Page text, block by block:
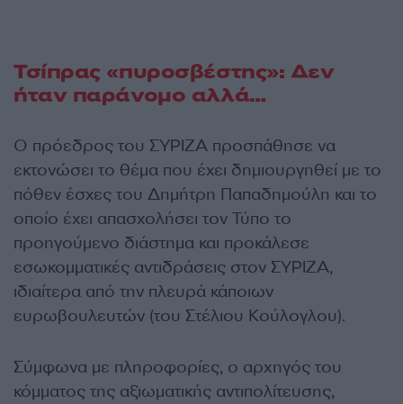
Τσίπρας «πυροσβέστης»: Δεν
ήταν παράνομο αλλά…
Ο πρόεδρος του ΣΥΡΙΖΑ προσπάθησε να
εκτονώσει το θέμα που έχει δημιουργηθεί με το
πόθεν έσχες του Δημήτρη Παπαδημούλη και το
οποίο έχει απασχολήσει τον Τύπο το
προηγούμενο διάστημα και προκάλεσε
εσωκομματικές αντιδράσεις στον ΣΥΡΙΖΑ,
ιδιαίτερα από την πλευρά κάποιων
ευρωβουλευτών (του Στέλιου Κούλογλου).
Σύμφωνα με πληροφορίες, ο αρχηγός του
κόμματος της αξιωματικής αντιπολίτευσης,